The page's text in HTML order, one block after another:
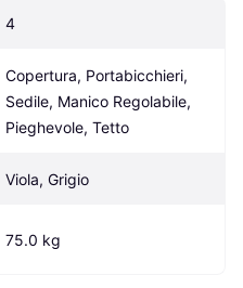
4
Copertura, Portabicchieri,
Sedile, Manico Regolabile,
Pieghevole, Tetto
Viola, Grigio
75.0 kg